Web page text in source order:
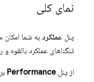
نمای کلی
پنل عملکرد
تنگناهای عملکرد بالقوه و
از پنل Performance